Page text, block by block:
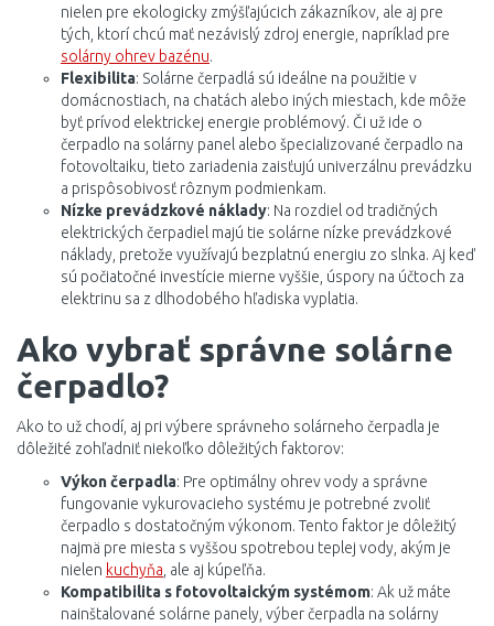
nielen pre ekologicky zmýšľajúcich zákazníkov, ale aj pre
tých, ktorí chcú mať nezávislý zdroj energie, napríklad pre
solárny ohrev bazénu.
Flexibilita: Solárne čerpadlá sú ideálne na použitie v
domácnostiach, na chatách alebo iných miestach, kde môže
byť prívod elektrickej energie problémový. Či už ide o
čerpadlo na solárny panel alebo špecializované čerpadlo na
fotovoltaiku, tieto zariadenia zaisťujú univerzálnu prevádzku
a prispôsobivosť rôznym podmienkam.
Nízke prevádzkové náklady: Na rozdiel od tradičných
elektrických čerpadiel majú tie solárne nízke prevádzkové
náklady, pretože využívajú bezplatnú energiu zo slnka. Aj keď
sú počiatočné investície mierne vyššie, úspory na účtoch za
elektrinu sa z dlhodobého hľadiska vyplatia.
Ako vybrať správne solárne
čerpadlo?
Ako to už chodí, aj pri výbere správneho solárneho čerpadla je
dôležité zohľadniť niekoľko dôležitých faktorov:
Výkon čerpadla: Pre optimálny ohrev vody a správne
fungovanie vykurovacieho systému je potrebné zvoliť
čerpadlo s dostatočným výkonom. Tento faktor je dôležitý
najmä pre miesta s vyššou spotrebou teplej vody, akým je
nielen kuchyňa , ale aj kúpeľňa.
Kompatibilita s fotovoltaickým systémom: Ak už máte
nainštalované solárne panely, výber čerpadla na solárny